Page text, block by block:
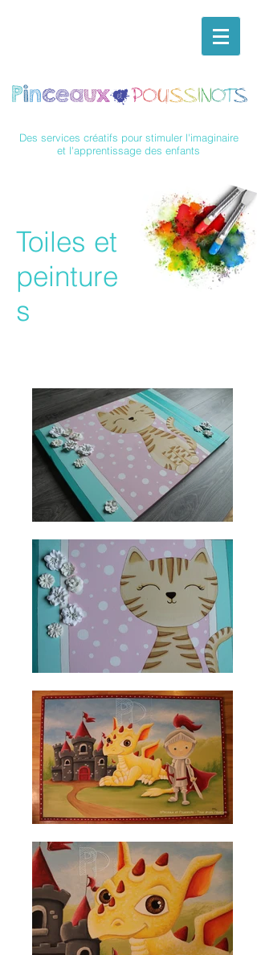
Des services créatifs pour stimuler l'imaginaire
et l'apprentissage des enfants
Toiles et
peinture
s